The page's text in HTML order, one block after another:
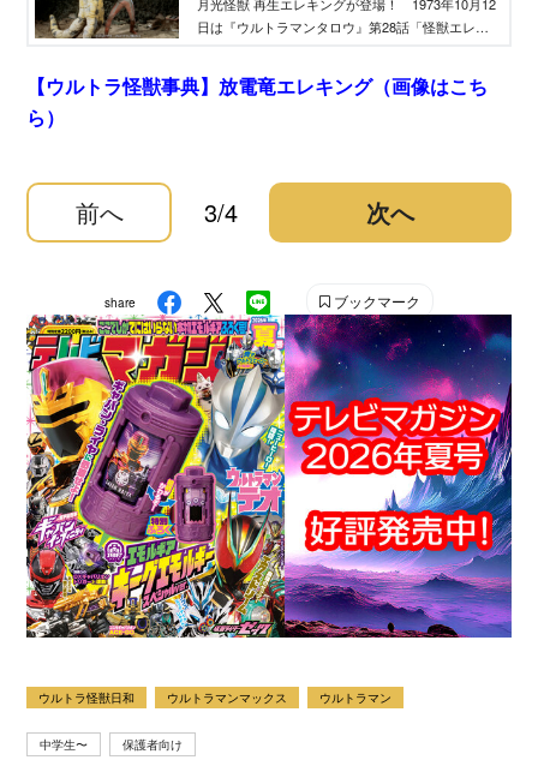
日は『ウルトラマンタロウ』第28話「怪獣エレキ
【ウルトラ怪獣事典】放電竜エレキング（画像はこち
ら）
前へ 3/4 次へ
share ブックマーク
ウルトラ怪獣日和 ウルトラマンマックス ウルトラマン
中学生〜 保護者向け